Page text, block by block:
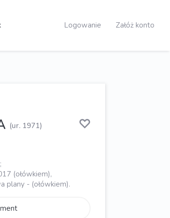
Logowanie Załóż konto
(ur. 1971)
(ołówkiem),
plany - (ołówkiem).